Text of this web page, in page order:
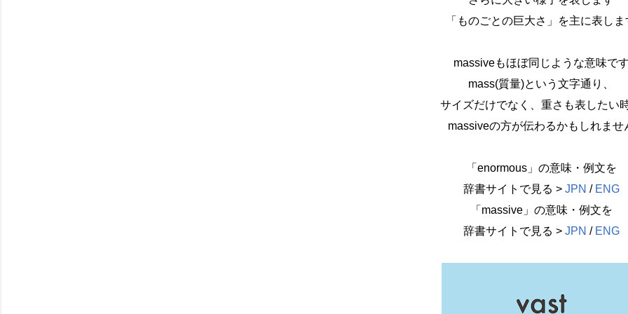
「ものごとの巨大さ」を主に表しま
massiveもほぼ同じような意味です
mass(質量)という文字通り、
サイズだけでなく、重さも表したい
massiveの方が伝わるかもしれませ
「enormous」の意味・例文を
辞書サイトで見る > JPN / ENG
「massive」の意味・例文を
辞書サイトで見る > JPN / ENG